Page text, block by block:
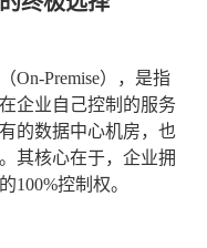
On-Premise），是指
企业自己控制的服务
的数据中心机房，也
其核心在于，企业拥
100%控制权。